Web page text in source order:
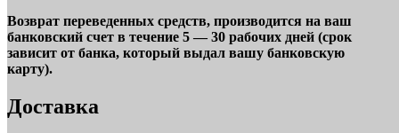
Возврат переведенных средств, производится на ваш
банковский счет в течение 5 — 30 рабочих дней (срок
зависит от банка, который выдал вашу банковскую
карту).
Доставка